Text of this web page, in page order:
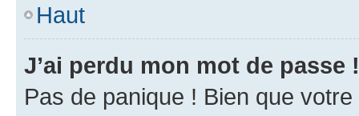
Haut
J’ai perdu mon mot de passe !
Pas de panique ! Bien que